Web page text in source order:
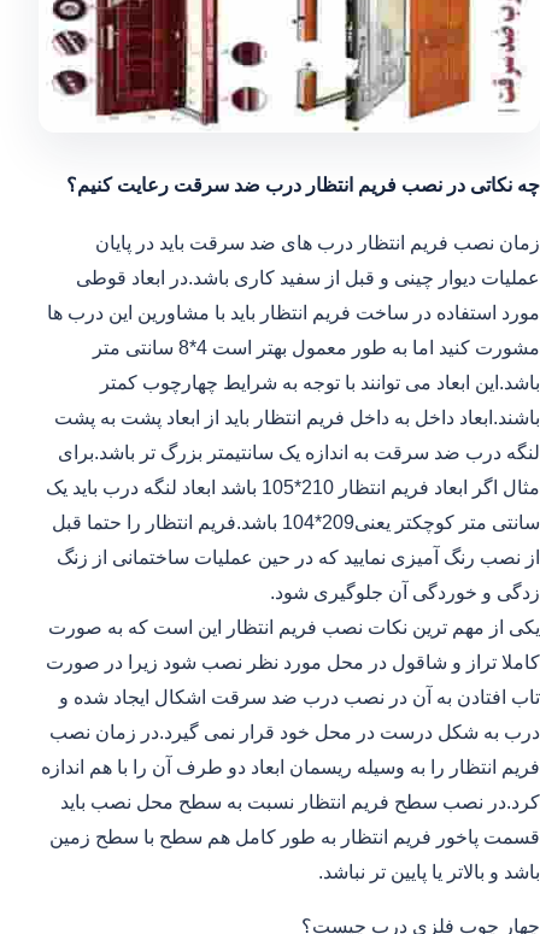
چه نکاتی در نصب فریم انتظار درب ضد سرقت رعایت کنیم؟
زمان نصب فریم انتظار درب های ضد سرقت باید در پایان
عملیات دیوار چینی و قبل از سفید کاری باشد.در ابعاد قوطی
مورد استفاده در ساخت فریم انتظار باید با مشاورین این درب ها
مشورت کنید اما به طور معمول بهتر است 4*8 سانتی متر
باشد.این ابعاد می توانند با توجه به شرایط چهارچوب کمتر
باشند.ابعاد داخل به داخل فریم انتظار باید از ابعاد پشت به پشت
لنگه درب ضد سرقت به اندازه یک سانتیمتر بزرگ تر باشد.برای
مثال اگر ابعاد فریم انتظار 210*105 باشد ابعاد لنگه درب باید یک
سانتی متر کوچکتر یعنی209*104 باشد.فریم انتظار را حتما قبل
از نصب رنگ آمیزی نمایید که در حین عملیات ساختمانی از زنگ
زدگی و خوردگی آن جلوگیری شود.
یکی از مهم ترین نکات نصب فریم انتظار این است که به صورت
کاملا تراز و شاقول در محل مورد نظر نصب شود زیرا در صورت
تاب افتادن به آن در نصب درب ضد سرقت اشکال ایجاد شده و
درب به شکل درست در محل خود قرار نمی گیرد.در زمان نصب
فریم انتظار را به وسیله ریسمان ابعاد دو طرف آن را با هم اندازه
کرد.در نصب سطح فریم انتظار نسبت به سطح محل نصب باید
قسمت پاخور فریم انتظار به طور کامل هم سطح با سطح زمین
باشد و بالاتر یا پایین تر نباشد.
چهار چوب فلزی درب چیست؟